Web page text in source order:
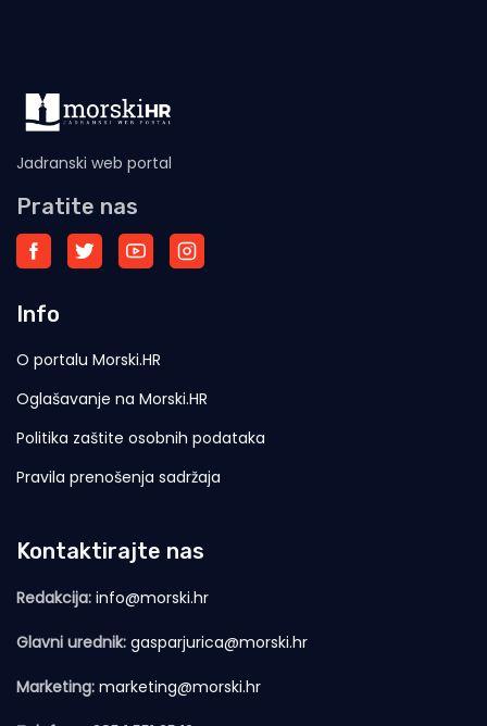
Jadranski web portal
Pratite nas
Info
O portalu Morski.HR
Oglašavanje na Morski.HR
Politika zaštite osobnih podataka
Pravila prenošenja sadržaja
Kontaktirajte nas
Redakcija: info@morski.hr
Glavni urednik: gasparjurica@morski.hr
Marketing: marketing@morski.hr